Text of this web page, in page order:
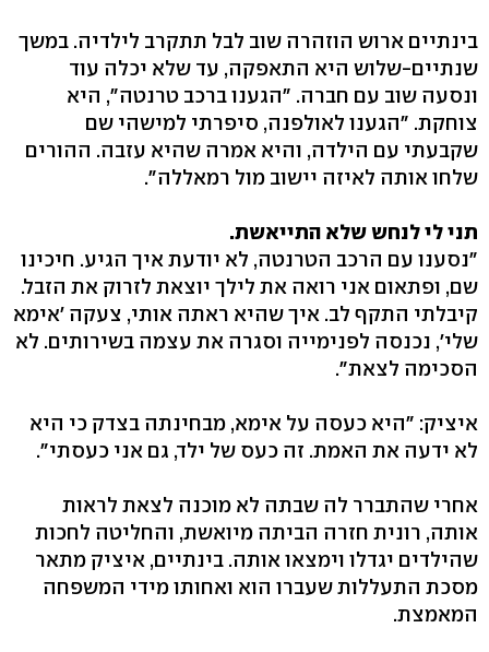
בינתיים ארוש הוזהרה שוב לבל תתקרב לילדיה. במשך
שנתיים-שלוש היא התאפקה, עד שלא יכלה עוד
ונסעה שוב עם חברה. "הגענו ברכב טרנטה", היא
צוחקת. "הגענו לאולפנה, סיפרתי למישהי שם
שקבעתי עם הילדה, והיא אמרה שהיא עזבה. ההורים
שלחו אותה לאיזה יישוב מול רמאללה".
תני לי לנחש שלא התייאשת.
"נסענו עם הרכב הטרנטה, לא יודעת איך הגיע. חיכינו
שם, ופתאום אני רואה את לילך יוצאת לזרוק את הזבל.
קיבלתי התקף לב. איך שהיא ראתה אותי, צעקה 'אימא
שלי', נכנסה לפנימייה וסגרה את עצמה בשירותים. לא
הסכימה לצאת".
איציק: "היא כעסה על אימא, מבחינתה בצדק כי היא
לא ידעה את האמת. זה כעס של ילד, גם אני כעסתי".
אחרי שהתברר לה שבתה לא מוכנה לצאת לראות
אותה, רונית חזרה הביתה מיואשת, והחליטה לחכות
שהילדים יגדלו וימצאו אותה. בינתיים, איציק מתאר
מסכת התעללות שעברו הוא ואחותו מידי המשפחה
המאמצת.